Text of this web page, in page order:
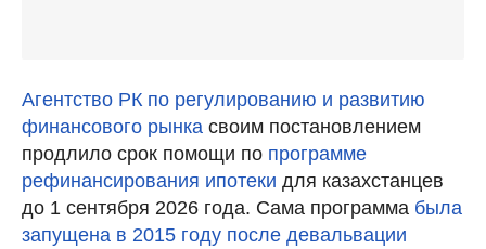
Агентство РК по регулированию и развитию
финансового рынка своим постановлением
продлило срок помощи по программе
рефинансирования ипотеки для казахстанцев
до 1 сентября 2026 года. Сама программа была
запущена в 2015 году после девальвации